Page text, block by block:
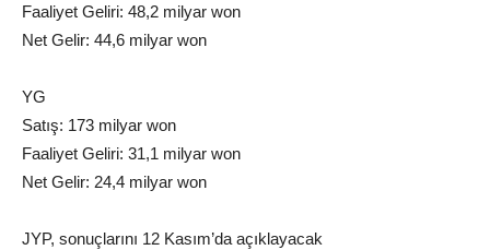
Faaliyet Geliri: 48,2 milyar won
Net Gelir: 44,6 milyar won
YG
Satış: 173 milyar won
Faaliyet Geliri: 31,1 milyar won
Net Gelir: 24,4 milyar won
JYP, sonuçlarını 12 Kasım’da açıklayacak